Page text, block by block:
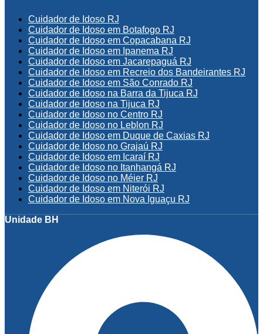
Cuidador de Idoso RJ
Cuidador de Idoso em Botafogo RJ
Cuidador de Idoso em Copacabana RJ
Cuidador de Idoso em Ipanema RJ
Cuidador de Idoso em Jacarepaguá RJ
Cuidador de Idoso em Recreio dos Bandeirantes RJ
Cuidador de Idoso em São Conrado RJ
Cuidador de Idoso na Barra da Tijuca RJ
Cuidador de Idoso na Tijuca RJ
Cuidador de Idoso no Centro RJ
Cuidador de Idoso no Leblon RJ
Cuidador de Idoso em Duque de Caxias RJ
Cuidador de Idoso no Grajaú RJ
Cuidador de Idoso em Icaraí RJ
Cuidador de Idoso no Itanhangá RJ
Cuidador de Idoso no Méier RJ
Cuidador de Idoso em Niterói RJ
Cuidador de Idoso em Nova Iguaçu RJ
Unidade BH